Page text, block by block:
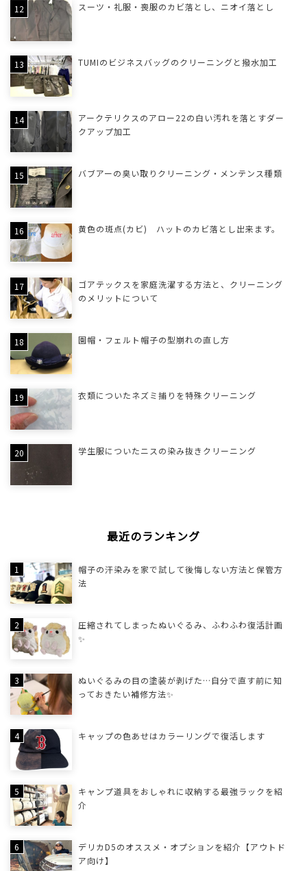
スーツ・礼服・喪服のカビ落とし、ニオイ落とし
TUMIのビジネスバッグのクリーニングと撥水加工
アークテリクスのアロー22の白い汚れを落とすダー
クアップ加工
バブアーの臭い取りクリーニング・メンテンス種類
黄色の斑点(カビ) ハットのカビ落とし出来ます。
ゴアテックスを家庭洗濯する方法と、クリーニング
のメリットについて
園帽・フェルト帽子の型崩れの直し方
衣類についたネズミ捕りを特殊クリーニング
学生服についたニスの染み抜きクリーニング
最近のランキング
帽子の汗染みを家で試して後悔しない方法と保管方
法
圧縮されてしまったぬいぐるみ、ふわふわ復活計画
✨
ぬいぐるみの目の塗装が剥げた…自分で直す前に知
っておきたい補修方法✨
キャップの色あせはカラーリングで復活します
キャンプ道具をおしゃれに収納する最強ラックを紹
介
デリカD5のオススメ・オプションを紹介【アウトド
ア向け】